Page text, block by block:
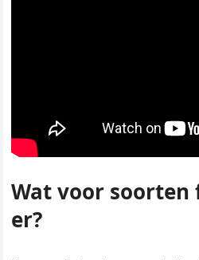
Wat voor soorten
er?